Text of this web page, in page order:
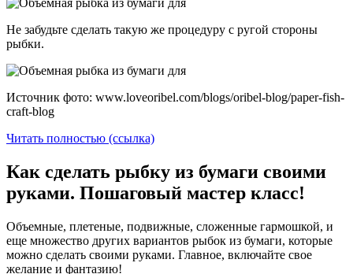
Не забудьте сделать такую же процедуру с ругой стороны
рыбки.
Источник фото: www.loveoribel.com/blogs/oribel-blog/paper-fish-
craft-blog
Читать полностью (ссылка)
Как сделать рыбку из бумаги своими
руками. Пошаговый мастер класс!
Объемные, плетеные, подвижные, сложенные гармошкой, и
еще множество других вариантов рыбок из бумаги, которые
можно сделать своими руками. Главное, включайте свое
желание и фантазию!